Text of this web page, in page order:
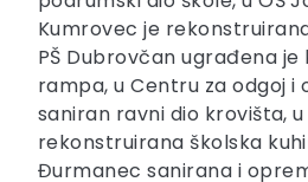
Kumrovec je
PŠ Dubrovčan ugrađena je
rampa, u Centru za odgoj i
saniran ravni dio krovišta, u
rekonstruirana školska
Đurmanec sanirana i